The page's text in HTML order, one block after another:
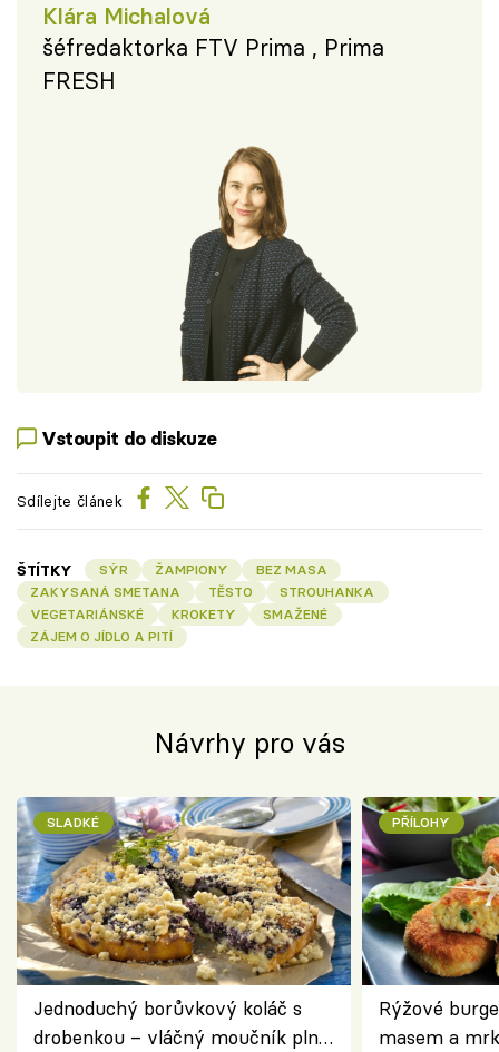
Klára Michalová
šéfredaktorka FTV Prima , Prima
FRESH
Vstoupit do diskuze
Sdílejte článek
ŠTÍTKY SÝR ŽAMPIONY
BEZ MASA
ZAKYSANÁ SMETANA
TĚSTO
STROUHANKA
VEGETARIÁNSKÉ
KROKETY
SMAŽENÉ
ZÁJEM O JÍDLO A PITÍ
Návrhy pro vás
SLADKÉ
Jednoduchý borůvkový koláč s
drobenkou – vláčný moučník plný
PŘÍLOHY
Rýžové
masem a